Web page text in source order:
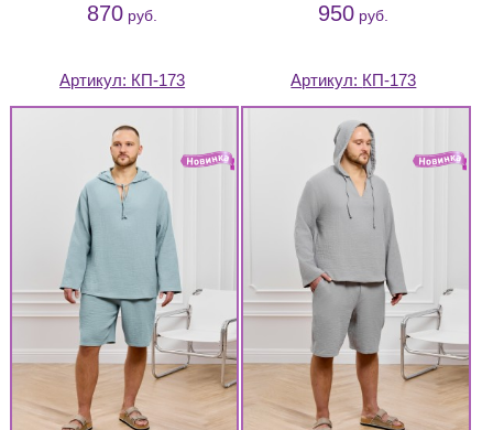
870 руб. 950 руб.
Артикул: КП-173 Артикул: КП-173